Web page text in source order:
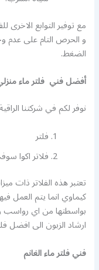
مع توفير التوابع
و الحرص التام على عدم
الضغط.
أفضل فني فلتر ماء
نوفر لكم في شركتنا
فلتر
فلاتر اكوا
تعتبر هذه الفلاتر ذات
كيماوي انما يتم العمل
بواسطتها من اي رواسب
ارشاد الزبون الى افضل
فني فلتر ماء الغانم